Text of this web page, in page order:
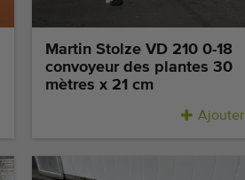
Martin Stolze VD 210 0-18
convoyeur des plantes 30
mètres x 21 cm
Ajouter